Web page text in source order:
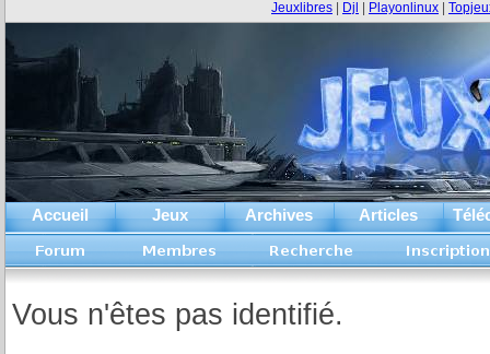
Accueil Jeux Archives Articles
Jeuxlibres Djl Playonlinux
Vous n'êtes pas identifié.